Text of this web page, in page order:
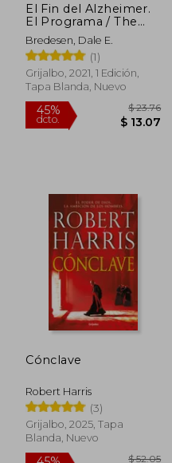
El Fin del Alzheimer.
El Programa / The
End of Alzheimer's
Program: The First
Protocol to Enhance
Cognition and
Reverse Decline at
Bredesen, Dale E.
(1)
Grijalbo, 2021, 1 Edición,
Tapa Blanda, Nuevo
Cónclave
Robert Harris
(3)
Grijalbo, 2025, Tapa
Blanda, Nuevo